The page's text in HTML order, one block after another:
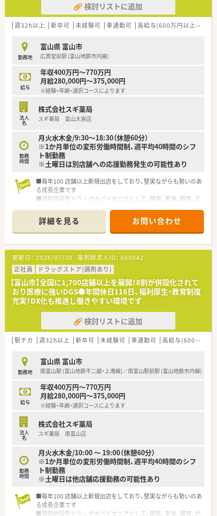
■「プラチナくるみん認定企業」「健康経営優良法人2023（大規模
法人部門）認定」等を取得し一人ひとりが働きやすい環境が整備
されています
があるのも特徴です
検討リストに追加
週32h以上 新卒可 未経験可 車通勤可 高給与(600万円以上)
勤務地
富山県 富山市
広貫堂前駅 (富山地鉄市内線)
給与
年収400万円～770万円
月給280,000円～375,000円
※経験・年齢・選択コースによります
法人
名
株式会社スギ薬局
スギ薬局 富山大泉店
勤務
時間
月火水木金/9:30～18:30（休憩60分）
※1か月単位の変形労働時間制、週平均40時間のシフ
ト制勤務
※土曜日は別店舗への応援勤務発生の可能性あり
■毎年100 店舗以上新規出店をしており、堅実ながらも勢いのあ
る成長企業です
■調剤併設型ドラッグのパイオニアとして、関東、東海、関西、北
■研修制度は様々なプランがあり、集合研修だけでなく任意で受
講可能な研修も幅広く用意されています
■店舗で活躍する従業員、社外で活躍する従業員、将来経営幹部
となる従業員など、薬剤師として様々な活躍ができるフィールド
を用意されています
■総合薬剤師・調剤薬剤師（土日休み・19時までの勤務）どちらか
の働き方を選択できます
■調剤併設型だけでなく「医療モール・クリニック併設店舗」「敷
地内薬局」「訪問調剤特化型店舗」など様々な店舗を運営してい
ます
■在宅医療にも積極的取り組んでおり「訪問調剤特化型店舗」を
50店舗以上、無菌調剤室は業界最多の51店舗設置しています
■「プラチナくるみん認定企業」「健康経営優良法人2023（大規模
法人部門）認定」等を取得し一人ひとりが働きやすい環境が整備
されています
があるのも特徴です
詳細を見る お問い合わせ
更新日： 2026/07/30 薬剤師求人ID： 609042
正社員
ドラッグストア(調剤あり)
【富山市】全国に1,700店舗以上を展開！8割が併設化されて
おり医療に強いDGS●年間休日116日、福利厚生・教育制度
充実！DX化も推進し働きやすい環境です
検討リストに追加
駅チカ 週32h以上 新卒可 未経験可 車通勤可 高給与(600万円以上)
勤務地
富山県 富山市
南富山駅 (富山地鉄不二越・上滝線)／南富山駅前駅 (富山地鉄市内線)
給与
年収400万円～770万円
月給280,000円～375,000円
※経験・年齢・選択コースによります
法人
名
株式会社スギ薬局
スギ薬局 南富山店
勤務
時間
月火水木金/10:00 ～ 19:00（休憩60分）
※1か月単位の変形労働時間制、週平均40時間のシフ
ト制勤務
※土曜日は他店舗応援勤務の可能性あり
■毎年100 店舗以上新規出店をしており、堅実ながらも勢いのあ
る成長企業です
■調剤併設型ドラッグのパイオニアとして、関東、東海、関西、北